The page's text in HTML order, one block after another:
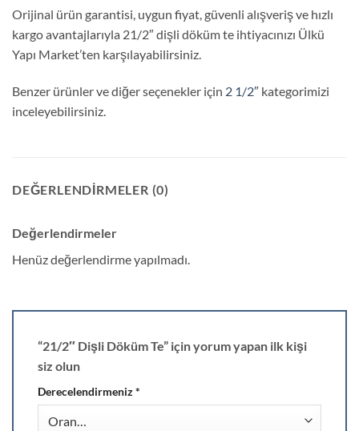
Orijinal ürün garantisi, uygun fiyat, güvenli alışveriş ve hızlı
kargo avantajlarıyla 21/2″ dişli döküm te ihtiyacınızı Ülkü
Yapı Market’ten karşılayabilirsiniz.
Benzer ürünler ve diğer seçenekler için 2 1/2″ kategorimizi
inceleyebilirsiniz.
DEĞERLENDIRMELER (0)
Değerlendirmeler
Henüz değerlendirme yapılmadı.
“21/2″ Dişli Döküm Te” için yorum yapan ilk kişi
siz olun
Derecelendirmeniz*